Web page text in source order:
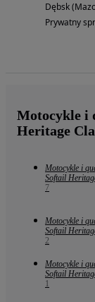
Dębsk
Prywatny
Motocykle i
Heritage
Motocykle i
Softail
7
Motocykle i
Softail
2
Motocykle i
Softail
1